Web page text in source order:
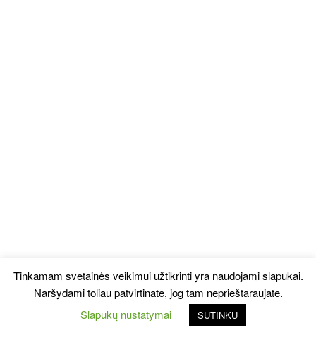
Tinkamam svetainės veikimui užtikrinti yra naudojami slapukai.
Naršydami toliau patvirtinate, jog tam neprieštaraujate.
Slapukų nustatymai
SUTINKU